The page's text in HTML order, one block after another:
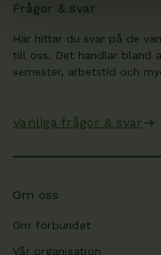
Frågor & svar
Här hittar du svar på de
till oss. Det handlar bland
semester, arbetstid och
Vanliga frågor & svar
Om oss
Om förbundet
Vår organisation